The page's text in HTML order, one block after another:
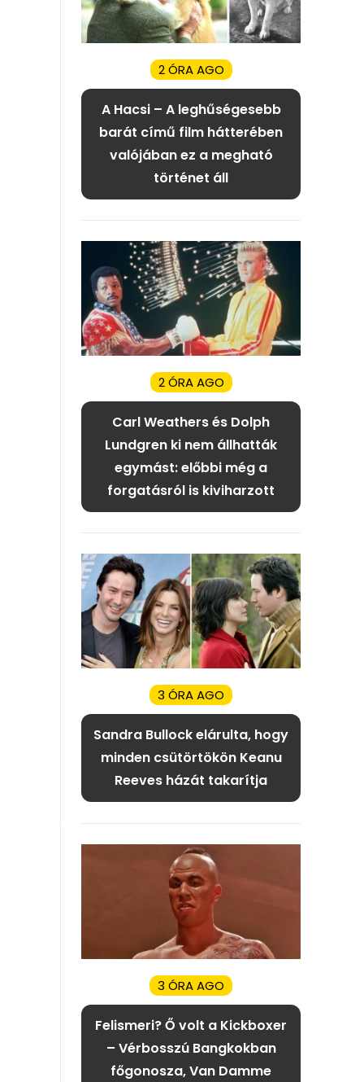
2 ÓRA AGO
A Hacsi – A leghűségesebb
barát című film hátterében
valójában ez a megható
történet áll
2 ÓRA AGO
Carl Weathers és Dolph
Lundgren ki nem állhatták
egymást: előbbi még a
forgatásról is kiviharzott
3 ÓRA AGO
Sandra Bullock elárulta, hogy
minden csütörtökön Keanu
Reeves házát takarítja
3 ÓRA AGO
Felismeri? Ő volt a Kickboxer
– Vérbosszú Bangkokban
főgonosza, Van Damme